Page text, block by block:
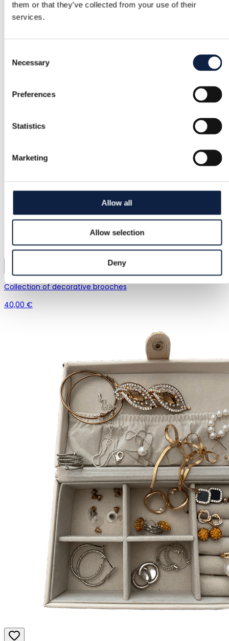
them or that they’ve collected from your use of their
services.
Selection
Necessary
Preferences
Statistics
Marketing
Allow all
Allow selection
Deny
Collection of decorative brooches
40,00 €